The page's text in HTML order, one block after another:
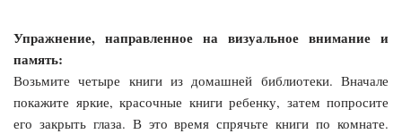
Упражнение, направленное на визуальное внимание и
память:
Возьмите четыре книги из домашней библиотеки. Вначале
покажите яркие, красочные книги ребенку, затем попросите
его закрыть глаза. В это время спрячьте книги по комнате.